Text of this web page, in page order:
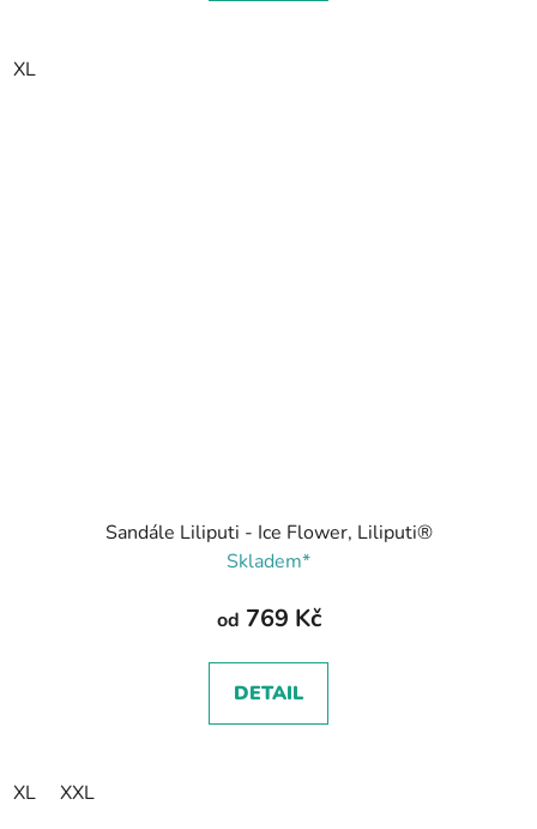
XL
Sandále Liliputi - Ice Flower, Liliputi®
Skladem*
od 769 Kč
DETAIL
XL XXL